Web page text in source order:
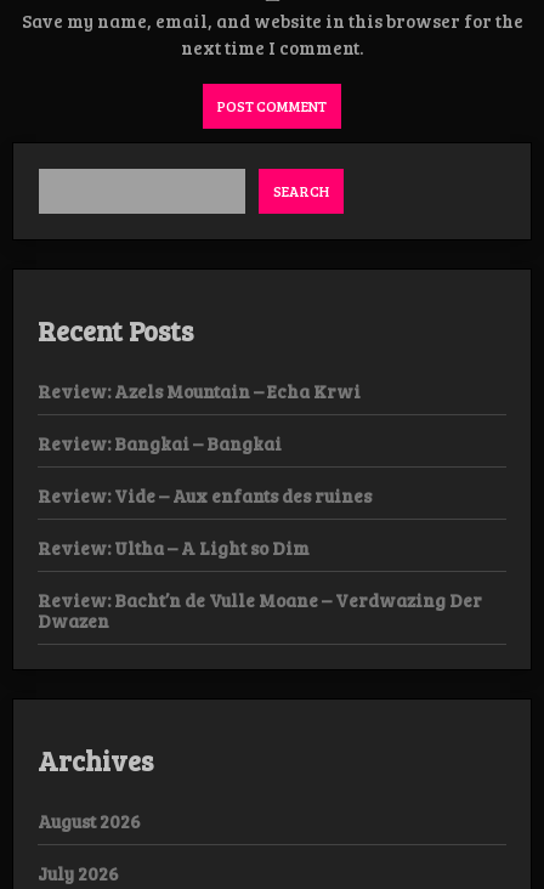
Save my name, email, and website in this browser for the
next time I comment.
SEARCH
Recent Posts
Review: Azels Mountain – Echa Krwi
Review: Bangkai – Bangkai
Review: Vide – Aux enfants des ruines
Review: Ultha – A Light so Dim
Review: Bacht’n de Vulle Moane – Verdwazing Der
Dwazen
Archives
August 2026
July 2026